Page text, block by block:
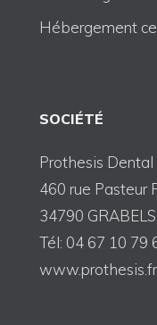
Hébergement
SOCIÉTÉ
Prothesis Dental
460 rue Pasteur
34790 GRABELS
Tél: 04 67 10 79
www.prothesis.fr